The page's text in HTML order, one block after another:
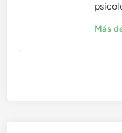
Más